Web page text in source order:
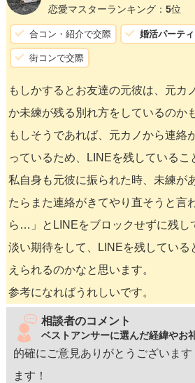
恋愛マスターランキング： 5位
合コン・紹介で交際 婚活パーテ
街コンで交際
もしかするとお友達の元彼は、元カ
か未練が残る別れ方をしているのか
もしそうであれば、元カノから連絡
っているため、LINEを残しているこ
私自身も元彼に振られた時、未練が
たらまた連絡がきてやり直そうと言
ら…」とLINEをブロックせずに残し
淡い期待をして、LINEを残している
えられるのかなと思います。
参考になればうれしいです。
相談者のコメント
ベストアンサーに選んだ経緯やお
的確にご意見ありがとうございま
ます！